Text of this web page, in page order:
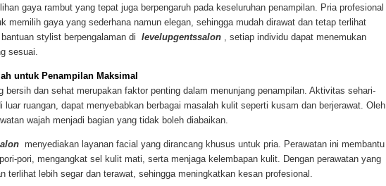
gaya rambut yang tepat juga berpengaruh pada keseluruhan penampilan. Pria profesional
memilih gaya yang sederhana namun elegan, sehingga mudah dirawat dan tetap terlihat
stylist berpengalaman di levelupgentssalon
, setiap individu dapat menemukan
sesuai.
untuk Penampilan Maksimal
bersih dan sehat merupakan faktor penting dalam menunjang penampilan. Aktivitas sehari-
luar ruangan, dapat menyebabkan berbagai masalah kulit seperti kusam dan berjerawat. Oleh
wajah menjadi bagian yang tidak boleh diabaikan.
menyediakan layanan facial yang dirancang khusus untuk pria. Perawatan ini membantu
pori, mengangkat sel kulit mati, serta menjaga kelembapan kulit. Dengan perawatan yang
terlihat lebih segar dan terawat, sehingga meningkatkan kesan profesional.